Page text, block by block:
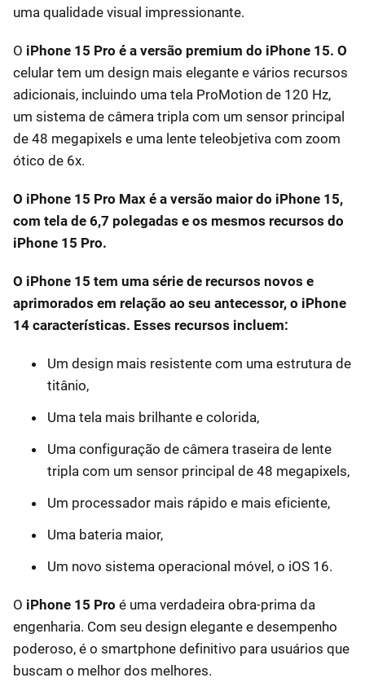
uma qualidade visual impressionante.
O iPhone 15 Pro é a versão premium do iPhone 15. O
celular tem um design mais elegante e vários recursos
adicionais, incluindo uma tela ProMotion de 120 Hz,
um sistema de câmera tripla com um sensor principal
de 48 megapixels e uma lente teleobjetiva com zoom
ótico de 6x.
O iPhone 15 Pro Max é a versão maior do iPhone 15,
com tela de 6,7 polegadas e os mesmos recursos do
iPhone 15 Pro.
O iPhone 15 tem uma série de recursos novos e
aprimorados em relação ao seu antecessor, o iPhone
14 características. Esses recursos incluem:
Um design mais resistente com uma estrutura de
titânio,
Uma tela mais brilhante e colorida,
Uma configuração de câmera traseira de lente
tripla com um sensor principal de 48 megapixels,
Um processador mais rápido e mais eficiente,
Uma bateria maior,
Um novo sistema operacional móvel, o iOS 16.
O iPhone 15 Pro é uma verdadeira obra-prima da
engenharia. Com seu design elegante e desempenho
poderoso, é o smartphone definitivo para usuários que
buscam o melhor dos melhores.